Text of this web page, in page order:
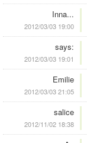
Inna...
2012/03/03 19:00
says:
2012/03/03 19:01
Emilie
2012/03/03 21:05
salice
2012/11/02 18:38